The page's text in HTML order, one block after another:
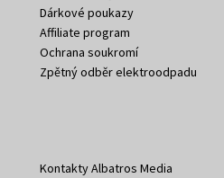
Dárkové poukazy
Affiliate program
Ochrana soukromí
Zpětný odběr elektroodpadu
Kontakty Albatros Media